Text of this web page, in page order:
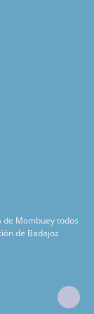
Mombuey todos
de Badajoz